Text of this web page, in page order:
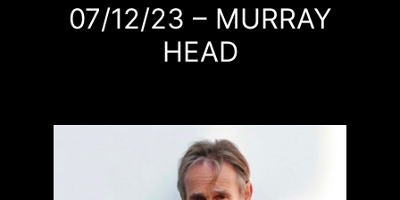
07/12/23 – MURRAY
HEAD